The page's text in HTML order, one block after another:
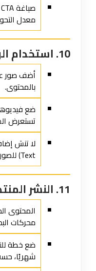
معدل
10. استخدام الوسائط المتعددة
أضف صور
بالمحتوى.
ضع
تستعرض
Text) للصور لتحسين السيو.
11. النشر المنتظم
المحتوى
محركات
ضع خطة
شهريًا،